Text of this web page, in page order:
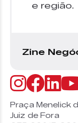
e região.
Zine
Praça Menelick
Juiz de Fora